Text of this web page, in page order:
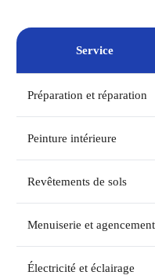
Service
Préparation et réparation
Peinture intérieure
Revêtements de sols
Menuiserie et agencement
Électricité et éclairage